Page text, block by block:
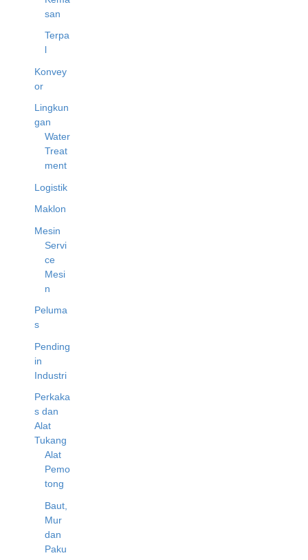
san
Terpa
l
Konvey
or
Lingkun
gan
Water
Treat
ment
Logistik
Maklon
Mesin
Servi
ce
Mesi
n
Peluma
s
Pending
in
Industri
Perkaka
s dan
Alat
Tukang
Alat
Pemo
tong
Baut,
Mur
dan
Paku